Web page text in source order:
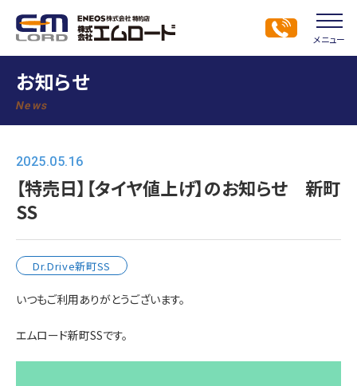
メニュー
お知らせ
News
2025.05.16
【特売日】【タイヤ値上げ】のお知らせ 新町
SS
Dr.Drive新町SS
いつもご利用ありがとうございます。
エムロード新町SSです。